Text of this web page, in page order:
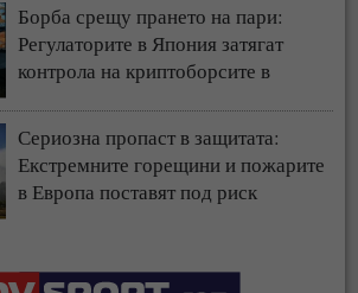
Борба срещу прането на пари:
Регулаторите в Япония затягат
контрола на криптоборсите в
Сериозна пропаст в защитата:
Екстремните горещини и пожарите
в Европа поставят под риск